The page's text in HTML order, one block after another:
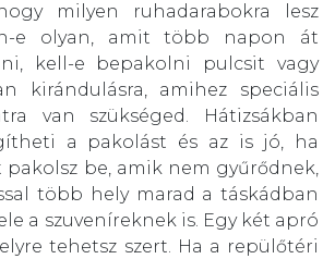
milyen ruhadarabokra lesz
e olyan, amit több napon át
kell-e bepakolni pulcsit vagy
kirándulásra, amihez speciális
van szükséged. Hátizsákban
a pakolást és az is jó, ha
be, amik nem gyűrődnek,
több hely marad a táskádban
a szuveníreknek is. Egy két apró
tehetsz szert. Ha a repülőtéri